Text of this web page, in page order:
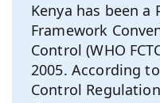
Kenya has been a
Framework
Control (WHO
2005. According
Control